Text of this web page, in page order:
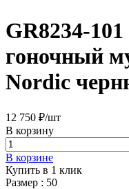
GR8234-
гоночный
Nordic
12 750 ₽/шт
В корзину
В корзине
Купить в 1 клик
Размер : 50